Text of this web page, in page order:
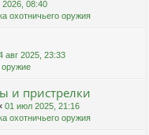
2026, 08:40
охотничьего оружия
авг 2025, 23:33
оружие
и пристрелки
01 июл 2025, 21:16
охотничьего оружия